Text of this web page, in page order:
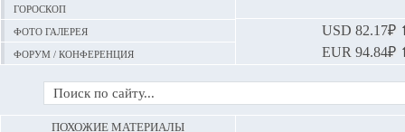
Гороскоп
Фото галерея
Форум / конференция
USD 82.17₽
EUR 94.84₽
ПОХОЖИЕ МАТЕРИАЛЫ